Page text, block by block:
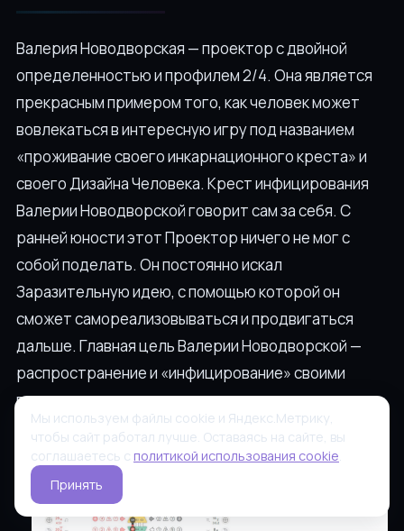
Валерия Новодворская — проектор с двойной
определенностью и профилем 2/4. Она является
прекрасным примером того, как человек может
вовлекаться в интересную игру под названием
«проживание своего инкарнационного креста» и
своего Дизайна Человека. Крест инфицирования
Валерии Новодворской говорит сам за себя. С
ранней юности этот Проектор ничего не мог с
собой поделать. Он постоянно искал
Заразительную идею, с помощью которой он
сможет самореализовываться и продвигаться
дальше. Главная цель Валерии Новодворской —
распространение и «инфицирование» своими
взглядами, мыслями и идеями.
Мы используем файлы cookie и Яндекс.Метрику,
чтобы сайт работал лучше. Оставаясь на сайте, вы
соглашаетесь с политикой использования cookie.
Принять